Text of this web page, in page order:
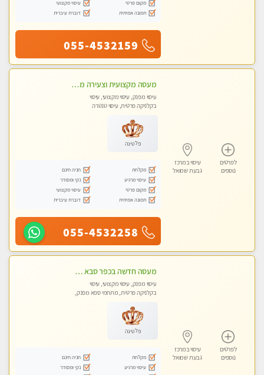
מקום פרטי
עיסוי מקצועי
תמונה אמיתית
דוברת עיברית
055-4532159
לפרטים
נוספים
עיסוי במרכז
גבעת שמואל
מעסה מקצועית וצעירה מוזמן לחוויה בלתי נשכחת! מומלץ לחלוטין! כל סוגי העיסויים מעסה מקצועית ואיכותית פרטי!!!
עיסוי מפנק, עיסוי מקצועי, עיסוי
בקלניקה פרטית, עיסוי טנטרה
פלטינה
מקלחת
חניה חינם
עיסוי מרגיע
נקי ומסודר
מקום פרטי
עיסוי מקצועי
תמונה אמיתית
דוברת עיברית
055-4532258
לפרטים
נוספים
עיסוי במרכז
גבעת שמואל
מעסה חדשה בכפר סבא כל סוגי העיסויים מעסה מקצועית ואיכותית פרטי!!!מומלץ לחלוטין!! ללא מין !
עיסוי מפנק, עיסוי מקצועי, עיסוי
בקלניקה פרטית, מתחמי ספא מפנק,
פלטינה
מקלחת
חניה חינם
עיסוי מרגיע
נקי ומסודר